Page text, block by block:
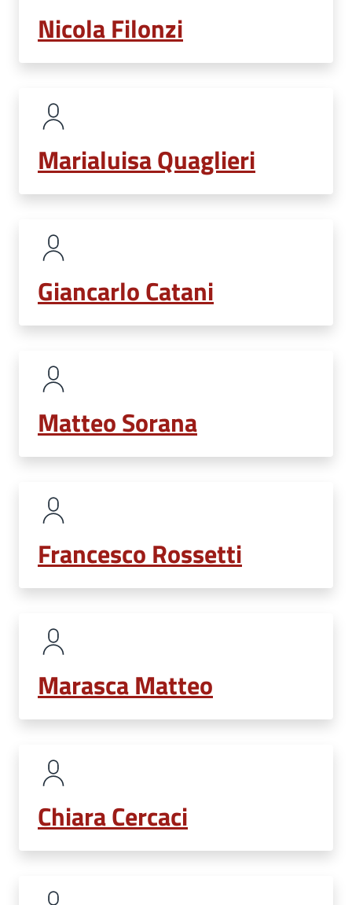
Nicola Filonzi
Marialuisa Quaglieri
Giancarlo Catani
Matteo Sorana
Francesco Rossetti
Marasca Matteo
Chiara Cercaci